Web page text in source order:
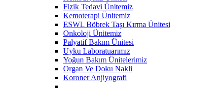
Fizik Tedavi Ünitemiz
Kemoterapi Ünitemiz
ESWL Böbrek Taşı Kırma Ünitesi
Onkoloji Ünitemiz
Palyatif Bakım Ünitesi
Uyku Laboratuarımız
Yoğun Bakım Ünitelerimiz
Organ Ve Doku Nakli
Koroner Anjiyografi